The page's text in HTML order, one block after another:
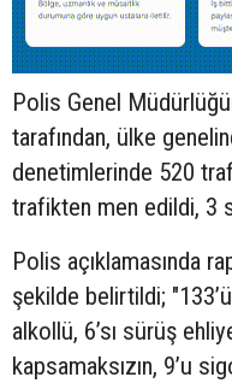
Polis Genel
tarafından, ülke
denetimlerinde 520
trafikten men edildi, 3
Polis açıklamasında
şekilde belirtildi; "133’ü
alkollü, 6’sı sürüş
kapsamaksızın, 9’u